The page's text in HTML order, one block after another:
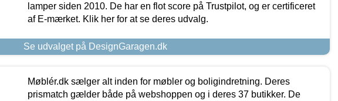
lamper siden 2010. De har en flot score på Trustpilot, og er certificeret
af E-mærket. Klik her for at se deres udvalg.
Se udvalget på DesignGaragen.dk
Møblér.dk sælger alt inden for møbler og boligindretning. Deres
prismatch gælder både på webshoppen og i deres 37 butikker. De